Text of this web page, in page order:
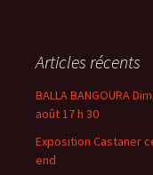
Articles récents
BALLA BANGOURA
août 17 h 30
Exposition Castaner
end